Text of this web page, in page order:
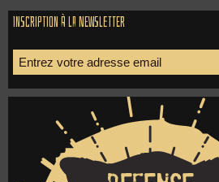
Inscription à la newsletter